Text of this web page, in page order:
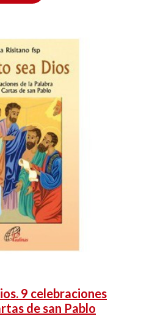
9 celebraciones
de san Pablo